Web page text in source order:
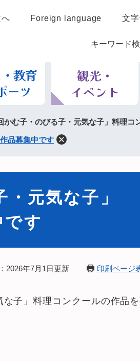
Foreign language 文
キーワード
かむ子・のびる子・元気な子」料理コ
品募集中です
元気な子」
です
2026年7月1日更新 印刷ページ
子」料理コンクールの作品